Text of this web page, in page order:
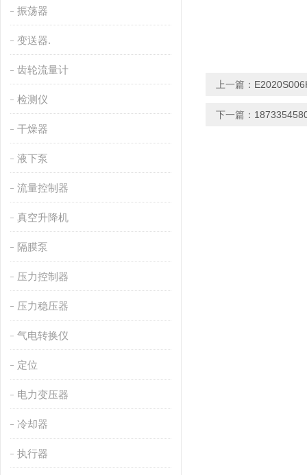
振荡器
变送器.
齿轮流量计
检测仪
干燥器
液下泵
流量控制器
真空升降机
隔膜泵
压力控制器
压力稳压器
气电转换仪
定位
电力变压器
冷却器
执行器
上一篇：
下一篇：